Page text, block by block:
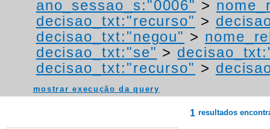
ano_sessao_s:"0006" >
decisao_txt:"recurso" >
decisao_txt:"negou" >
decisao_txt:"se" >
decisao_txt:"recurso" >
mostrar execução da query
1 resultados